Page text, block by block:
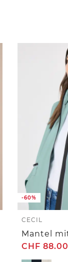
-60%
CECIL
CHF 88.00